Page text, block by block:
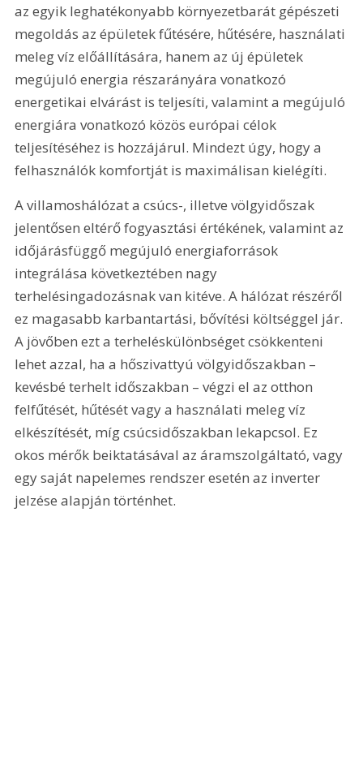
az egyik leghatékonyabb környezetbarát gépészeti
megoldás az épületek fűtésére, hűtésére, használati
meleg víz előállítására, hanem az új épületek
megújuló energia részarányára vonatkozó
energetikai elvárást is teljesíti, valamint a megújuló
energiára vonatkozó közös európai célok
teljesítéséhez is hozzájárul. Mindezt úgy, hogy a
felhasználók komfortját is maximálisan kielégíti.
A villamoshálózat a csúcs-, illetve völgyidőszak
jelentősen eltérő fogyasztási értékének, valamint az
időjárásfüggő megújuló energiaforrások
integrálása következtében nagy
terhelésingadozásnak van kitéve. A hálózat részéről
ez magasabb karbantartási, bővítési költséggel jár.
A jövőben ezt a terheléskülönbséget csökkenteni
lehet azzal, ha a hőszivattyú völgyidőszakban –
kevésbé terhelt időszakban – végzi el az otthon
felfűtését, hűtését vagy a használati meleg víz
elkészítését, míg csúcsidőszakban lekapcsol. Ez
okos mérők beiktatásával az áramszolgáltató, vagy
egy saját napelemes rendszer esetén az inverter
jelzése alapján történhet.